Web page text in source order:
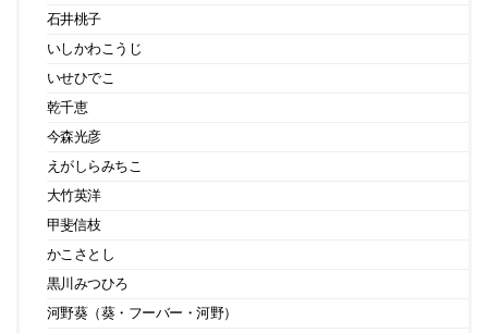
石井桃子
いしかわこうじ
いせひでこ
乾千恵
今森光彦
えがしらみちこ
大竹英洋
甲斐信枝
かこさとし
黒川みつひろ
河野葵（葵・フーバー・河野）